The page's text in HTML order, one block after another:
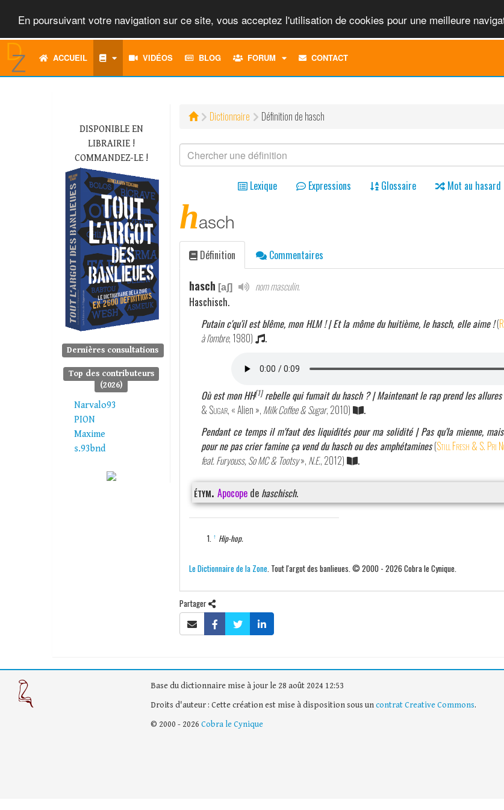
En poursuivant votre navigation sur ce site, vous acceptez l'utilisation de cookies pour une meilleure
ACCUEIL VIDÉOS BLOG FORUM
TOGGLECONTACT
DISPONIBLE EN
LIBRAIRIE !
COMMANDEZ-LE !
Dernières consultations
Top des contributeurs
(2026)
Narvalo93
PION
Maxime
s.93bnd
Dictionnaire Définition de hasch
Lexique Expressions Glossaire Mot au hasard
hasch
Définition Commentaires
hasch [aʃ]
nom masculin.
Haschisch.
Putain c'qu'il est blême, mon HLM ! | Et la môme du huitième, le hasch, elle aime ! (
à l'ombre, 1980) .
Où est mon HH[1]rebelle qui fumait du hasch ? | Maintenant le rap prend les allures
& Sugar, « Alien », Milk Coffee & Sugar, 2010)
.
Pendant ce temps il m'faut des liquidités pour ma solidité | Pas qu'la mienne,
pour ne pas crier famine ça vend du hasch ou des amphétamines (Still Fresh & S. Pri
feat. Furyouss, So MC & Tootsy», N.E., 2012) .
étym. Apocopede haschisch.
↑ Hip-hop.
Le Dictionnaire de la Zone. Tout l'argot des banlieues. © 2000 - 2026 Cobra le Cynique.
Partager
Base du dictionnaire mise à jour le 28 août 2024 12:53
Droits d'auteur : Cette création est mise à disposition sous uncontrat Creative Commons.
© 2000 - 2026 Cobra le Cynique